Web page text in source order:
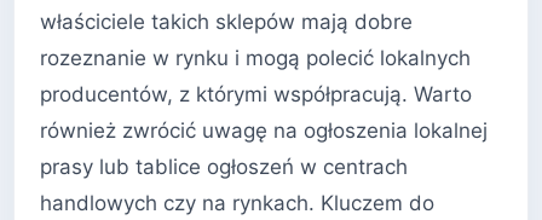
właściciele takich sklepów mają dobre
rozeznanie w rynku i mogą polecić lokalnych
producentów, z którymi współpracują. Warto
również zwrócić uwagę na ogłoszenia lokalnej
prasy lub tablice ogłoszeń w centrach
handlowych czy na rynkach. Kluczem do